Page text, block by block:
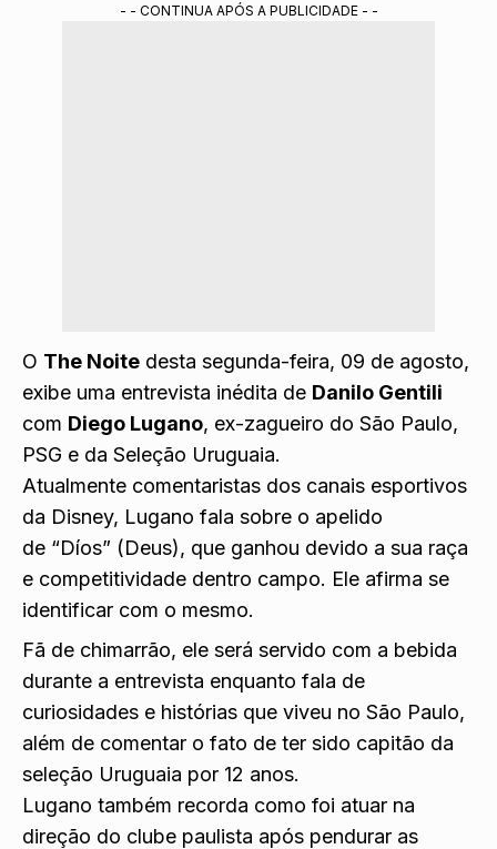
- - CONTINUA APÓS A PUBLICIDADE - -
O The Noite desta segunda-feira, 09 de agosto,
exibe uma entrevista inédita de Danilo Gentili
com Diego Lugano, ex-zagueiro do São Paulo,
PSG e da Seleção Uruguaia.
Atualmente comentaristas dos canais esportivos
da Disney, Lugano fala sobre o apelido
de “Díos” (Deus), que ganhou devido a sua raça
e competitividade dentro campo. Ele afirma se
identificar com o mesmo.
Fã de chimarrão, ele será servido com a bebida
durante a entrevista enquanto fala de
curiosidades e histórias que viveu no São Paulo,
além de comentar o fato de ter sido capitão da
seleção Uruguaia por 12 anos.
Lugano também recorda como foi atuar na
direção do clube paulista após pendurar as